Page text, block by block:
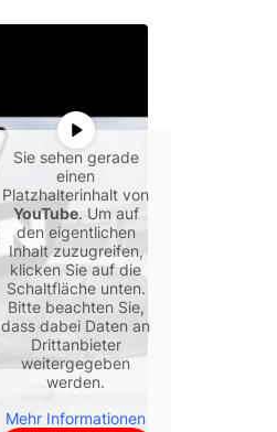
Sie sehen gerade
einen
Platzhalterinhalt von
YouTube. Um auf
den eigentlichen
Inhalt zuzugreifen,
klicken Sie auf die
Schaltfläche unten.
Bitte beachten Sie,
dass dabei Daten an
Drittanbieter
weitergegeben
werden.
Mehr Informationen